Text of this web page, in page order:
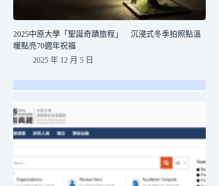
2025中原大學「聖誕奇蹟旅程」 沉浸式冬季拍照點溫
暖點亮70週年祝福
2025 年 12 月 5 日